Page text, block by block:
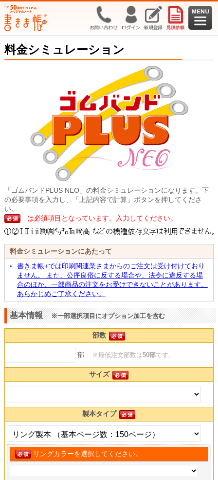
料金シミュレーション
「ゴムバンドPLUS NEO」の料金シミュレーションになります。下
の必要事項を入力し、「上記内容で計算」ボタンを押してくださ
い。
は必須項目となっています。入力してください。
料金シミュレーションにあたって
書きま帳+では印刷関連業さまからのご注文は受け付けており
ません。 また、公序良俗に反する場合や、法令に違反する場
合のほか、一部商品の注文をお受けできないことがあります。
あらかじめご了承ください。
基本情報※一部選択項目にオプション加工を含む
部数
部 ※最低注文部数は50部です。
サイズ
製本タイプ
リングカラーを選択してください。